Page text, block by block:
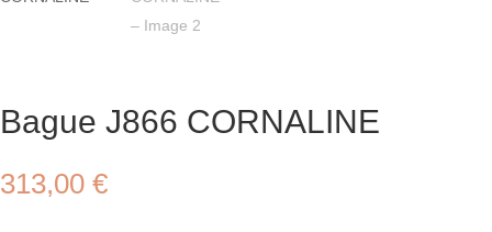
Bague J866 CORNALINE
313,00 €